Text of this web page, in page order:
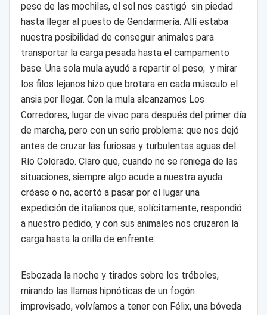
peso de las mochilas, el sol nos castigó sin piedad
hasta llegar al puesto de Gendarmería. Allí estaba
nuestra posibilidad de conseguir animales para
transportar la carga pesada hasta el campamento
base. Una sola mula ayudó a repartir el peso; y mirar
los filos lejanos hizo que brotara en cada músculo el
ansia por llegar. Con la mula alcanzamos Los
Corredores, lugar de vivac para después del primer día
de marcha, pero con un serio problema: que nos dejó
antes de cruzar las furiosas y turbulentas aguas del
Río Colorado. Claro que, cuando no se reniega de las
situaciones, siempre algo acude a nuestra ayuda:
créase o no, acertó a pasar por el lugar una
expedición de italianos que, solícitamente, respondió
a nuestro pedido, y con sus animales nos cruzaron la
carga hasta la orilla de enfrente.
Esbozada la noche y tirados sobre los tréboles,
mirando las llamas hipnóticas de un fogón
improvisado, volvíamos a tener con Félix, una bóveda